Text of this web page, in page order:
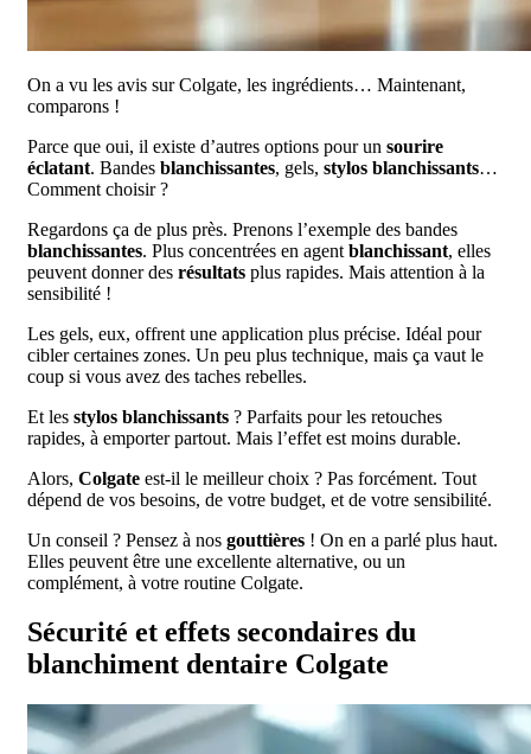
On a vu les avis sur Colgate, les ingrédients… Maintenant,
comparons !
Parce que oui, il existe d’autres options pour un sourire
éclatant. Bandes blanchissantes, gels, stylos blanchissants…
Comment choisir ?
Regardons ça de plus près. Prenons l’exemple des bandes
blanchissantes. Plus concentrées en agent blanchissant, elles
peuvent donner des résultats plus rapides. Mais attention à la
sensibilité !
Les gels, eux, offrent une application plus précise. Idéal pour
cibler certaines zones. Un peu plus technique, mais ça vaut le
coup si vous avez des taches rebelles.
Et les stylos blanchissants ? Parfaits pour les retouches
rapides, à emporter partout. Mais l’effet est moins durable.
Alors, Colgate est-il le meilleur choix ? Pas forcément. Tout
dépend de vos besoins, de votre budget, et de votre sensibilité.
Un conseil ? Pensez à nos gouttières ! On en a parlé plus haut.
Elles peuvent être une excellente alternative, ou un
complément, à votre routine Colgate.
Sécurité et effets secondaires du
blanchiment dentaire Colgate